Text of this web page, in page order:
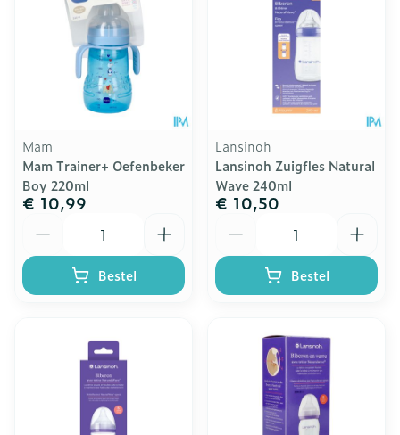
Mam
Mam Trainer+ Oefenbeker
Boy 220ml
€ 10,99
Bestel
Lansinoh
Lansinoh Zuigfles Natural
Wave 240ml
€ 10,50
Bestel